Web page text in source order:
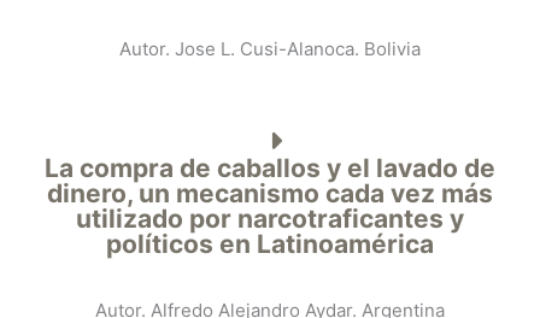
Autor. Jose L. Cusi-Alanoca. Bolivia
La compra de caballos y el lavado de
dinero, un mecanismo cada vez más
utilizado por narcotraficantes y
políticos en Latinoamérica
Autor. Alfredo Alejandro Aydar. Argentina